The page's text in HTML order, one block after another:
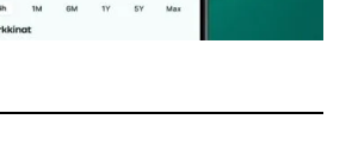
ei julkaista.
Pakolliset